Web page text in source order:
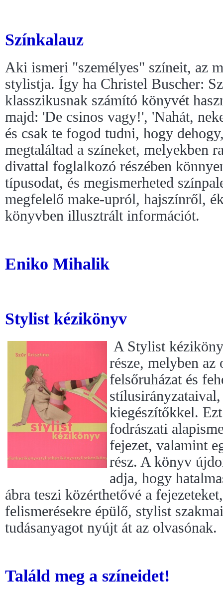
Színkalauz
Aki ismeri "személyes" színeit, az
stylistja. Így ha Christel Buscher:
klasszikusnak számító könyvét
majd: 'De csinos vagy!', 'Nahát,
és csak te fogod tudni, hogy
megtaláltad a színeket, melyekben
divattal foglalkozó részében
típusodat, és megismerheted
megfelelő make-upról, hajszínről,
könyvben illusztrált információt.
Eniko Mihalik
Stylist kézikönyv
A Stylist
része, melyben az
felsőruházat és
kiegészítőkkel.
fodrászati
fejezet, valamint
rész. A könyv
adja, hogy
ábra teszi közérthetővé a
felismerésekre épülő, stylist
tudásanyagot nyújt át az olvasónak.
Találd meg a színeidet!